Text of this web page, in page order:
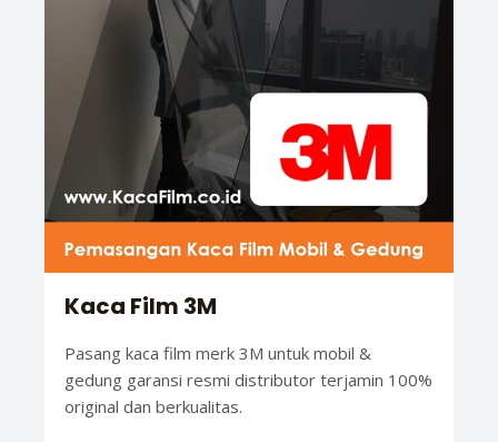
Kaca Film 3M
Pasang kaca film merk 3M untuk mobil &
gedung garansi resmi distributor terjamin 100%
original dan berkualitas.